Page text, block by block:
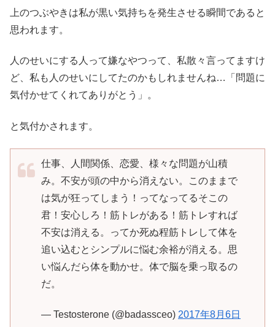
上のつぶやきは私が黒い気持ちを発生させる瞬間であると
思われます。
人のせいにする人って嫌なやつって、私散々言ってますけ
ど、私も人のせいにしてたのかもしれませんね…「問題に
気付かせてくれてありがとう」。
と気付かされます。
仕事、人間関係、恋愛、様々な問題が山積
み。不安が頭の中から消えない。このままで
は気が狂ってしまう！ってなってるそこの
君！安心しろ！筋トレがある！筋トレすれば
不安は消える。ってか死ぬ程筋トレして体を
追い込むとシンプルに悩む余裕が消える。思
い悩んだら体を動かせ。体で脳を乗っ取るの
だ。
— Testosterone (@badassceo) 2017年8月6日